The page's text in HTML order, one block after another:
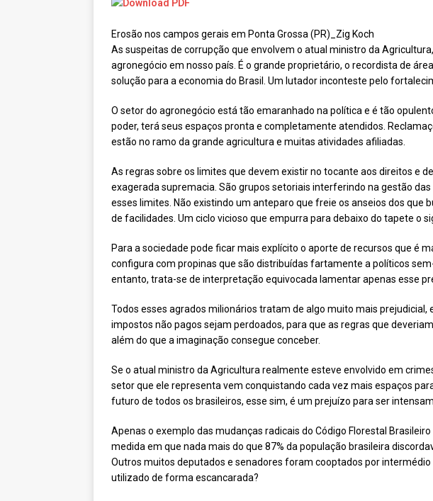
[ maio 16, 2022 ] Ameaças do pinus e eucalipto às
Paraná e Santa Catarina MEIO AMBIENTE
[ abril 11, 2022 ] Papagaio-verdadeiro: comércio ilegal faz
CIDADANIA
Erosão nos campos gerais em Ponta Grossa (PR)_Zig Koch
As suspeitas de corrupção que envolvem o atual ministro da
agronegócio em nosso país. É o grande proprietário, o recordista de
solução para a economia do Brasil. Um lutador inconteste pelo
O setor do agronegócio está tão emaranhado na política e é tão
poder, terá seus espaços pronta e completamente atendidos.
estão no ramo da grande agricultura e muitas atividades afiliadas.
As regras sobre os limites que devem existir no tocante aos direitos e
exagerada supremacia. São grupos setoriais interferindo na gestão
esses limites. Não existindo um anteparo que freie os anseios dos
de facilidades. Um ciclo vicioso que empurra para debaixo do tapete o
Para a sociedade pode ficar mais explícito o aporte de recursos que é
configura com propinas que são distribuídas fartamente a políticos
entanto, trata-se de interpretação equivocada lamentar apenas esse
Todos esses agrados milionários tratam de algo muito mais
impostos não pagos sejam perdoados, para que as regras que
além do que a imaginação consegue conceber.
Se o atual ministro da Agricultura realmente esteve envolvido em
setor que ele representa vem conquistando cada vez mais espaços
futuro de todos os brasileiros, esse sim, é um prejuízo para ser
Apenas o exemplo das mudanças radicais do Código Florestal
medida em que nada mais do que 87% da população brasileira
Outros muitos deputados e senadores foram cooptados por
utilizado de forma escancarada?